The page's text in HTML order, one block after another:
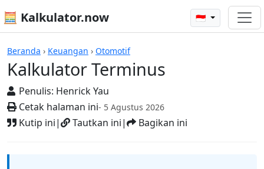
🧮 Kalkulator.now 🇮🇩
Beranda › Keuangan › Otomotif
Kalkulator Terminus
Penulis: Henrick Yau
Cetak halaman ini- 5 Agustus 2026
Kutip ini| Tautkan ini| Bagikan ini
Kalkulator-kalkulator